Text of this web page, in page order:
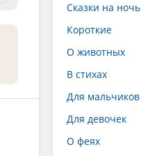
Сказки на ночь
Короткие
О животных
В стихах
Для мальчиков
Для девочек
О феях